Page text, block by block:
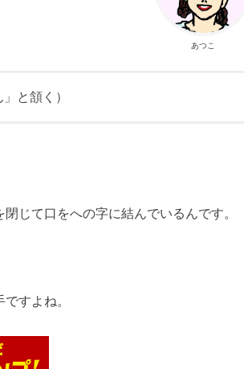
あつこ
と頷く）
じて口をへの字に結んでいるんです。
すよね。